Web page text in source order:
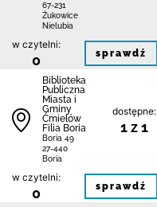
67-231
Żukowice
Nielubia
w czytelni:
0 sprawdź
Biblioteka
Publiczna
Miasta i
Gminy
Ćmielów
Filia Boria
Boria 49
27-440
Boria
dostępne:
1 z 1
w czytelni:
0 sprawdź